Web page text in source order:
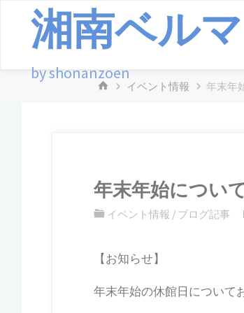
ン
湘南ベル
by shonanzoen
ホ イベント情報 年末年
年末年始につい
イベント情報 / ブログ記事
【お知らせ】
年末年始の休館日について